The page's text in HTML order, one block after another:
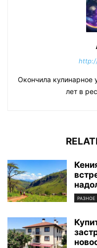
Окончила кулинарное
лет в
РАЗНОЕ